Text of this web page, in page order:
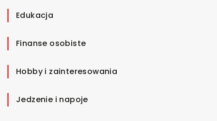
Edukacja
Finanse osobiste
Hobby i zainteresowania
Jedzenie i napoje